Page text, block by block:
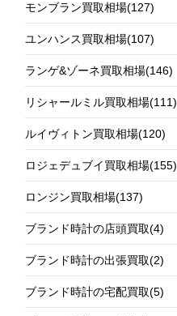
モンブラン買取相場(127)
ユンハンス買取相場(107)
ランゲ&ゾーネ買取相場(146)
リシャールミル買取相場(111)
ルイヴィトン買取相場(120)
ロジェデュブイ買取相場(155)
ロンジン買取相場(137)
ブランド時計の店頭買取(4)
ブランド時計の出張買取(2)
ブランド時計の宅配買取(5)